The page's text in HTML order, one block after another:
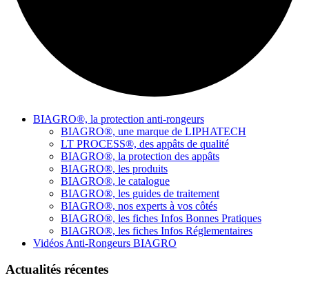
BIAGRO®, la protection anti-rongeurs
BIAGRO®, une marque de LIPHATECH
LT PROCESS®, des appâts de qualité
BIAGRO®, la protection des appâts
BIAGRO®, les produits
BIAGRO®, le catalogue
BIAGRO®, les guides de traitement
BIAGRO®, nos experts à vos côtés
BIAGRO®, les fiches Infos Bonnes Pratiques
BIAGRO®, les fiches Infos Réglementaires
Vidéos Anti-Rongeurs BIAGRO
Actualités récentes